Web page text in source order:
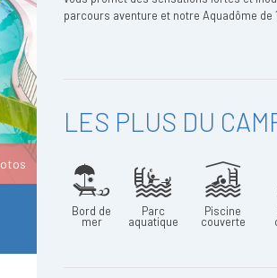
parcours aventure et notre Aquadôme de
LES PLUS DU
Bord de
mer
Parc
aquatique
Piscine
couverte